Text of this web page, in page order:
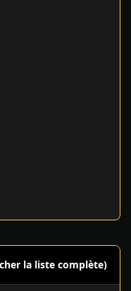
la liste complète)